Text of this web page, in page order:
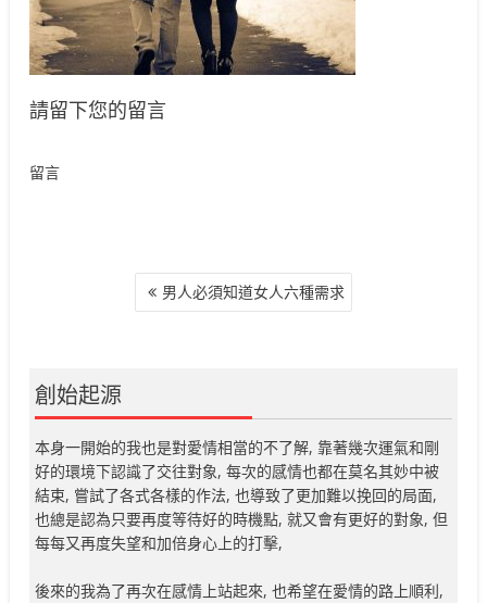
請留下您的留言
留言
男人必須知道女人六種需求
創始起源
本身一開始的我也是對愛情相當的不了解, 靠著幾次運氣和剛
好的環境下認識了交往對象, 每次的感情也都在莫名其妙中被
結束, 嘗試了各式各樣的作法, 也導致了更加難以挽回的局面,
也總是認為只要再度等待好的時機點, 就又會有更好的對象, 但
每每又再度失望和加倍身心上的打擊,
後來的我為了再次在感情上站起來, 也希望在愛情的路上順利,